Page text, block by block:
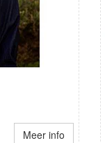
Meer info